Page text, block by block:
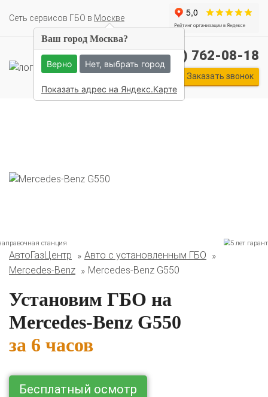
Cеть сервисов ГБО в Москве
Комплекты ГБО на иномарки:
Lexus Mazda Mercedes Mitsubishi
+7 (495) 762-08-18
Заказать звонок
АвтоГазЦентр
Авто с установленным ГБО
Mercedes-Benz
Mercedes-Benz G550
Установим ГБО на
Mercedes-Benz G550
за 6 часов
Бесплатный осмотр
Ваш город Москва?
Верно Нет, выбрать город
Показать адрес на Яндекс.Карте